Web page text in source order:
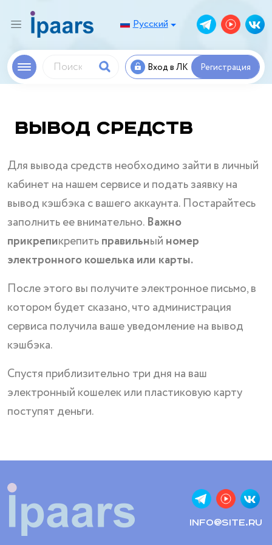
Русский
Вход в ЛК Регистрация
Вывод средств
Для вывода средств необходимо зайти в личный
кабинет на нашем сервисе и подать заявку на
вывод кэшбэка с вашего аккаунта. Постарайтесь
заполнить ее внимательно. Важно
прикрепикрепитьправильный номер
электронного кошелька или карты.
После этого вы получите электронное письмо, в
котором будет сказано, что администрация
сервиса получила ваше уведомление на вывод
кэшбэка.
Спустя приблизительно три дня на ваш
электронный кошелек или пластиковую карту
поступят деньги.
info@site.ru